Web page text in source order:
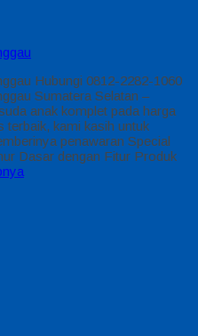
Hubungi 0812-2282-1060
Sumatera Selatan –
anak komplet pada harga
terbaik, kami kasih untuk
penawaran Special
Dasar dengan Fitur Produk